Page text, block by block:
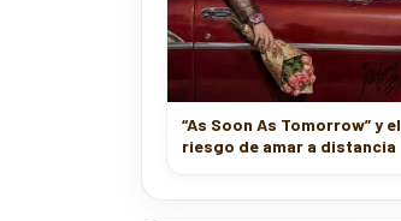
“As Soon As Tomorrow” y el
riesgo de amar a distancia